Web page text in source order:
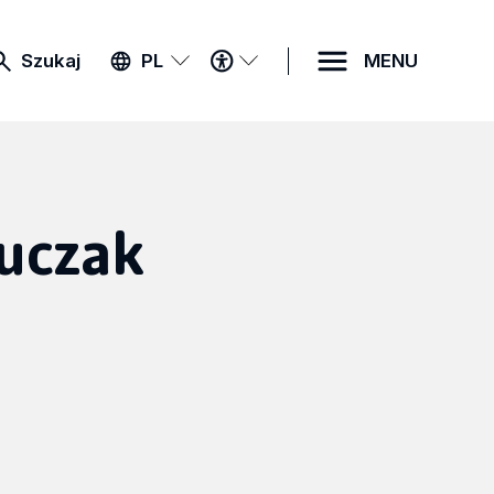
Szukaj PL
MENU
DOSTĘPNOŚCI
MENU